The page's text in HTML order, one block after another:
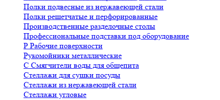
Полки подвесные из нержавеющей стали
Полки решетчатые и перфорированные
Производственные разделочные столы
Профессиональные подставки под оборудование
Р Рабочие поверхности
Рукомойники металлические
С Смягчители воды для общепита
Стеллажи для сушки посуды
Стеллажи из нержавеющей стали
Стеллажи угловые